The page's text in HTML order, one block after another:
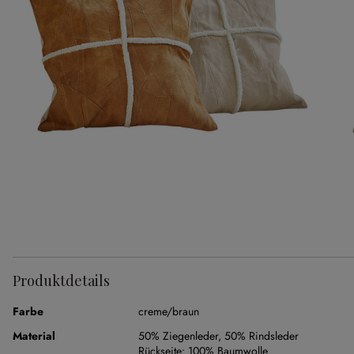
Produktdetails
Farbe
creme/braun
Material
50% Ziegenleder, 50% Rindsleder
Rückseite: 100% Baumwolle